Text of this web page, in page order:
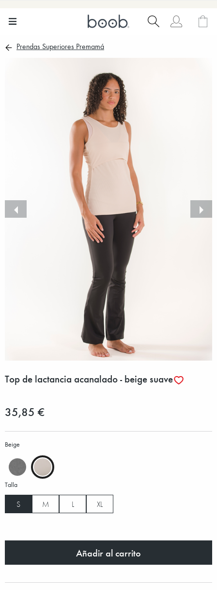
Prendas Superiores Premamá
Top de lactancia acanalado - beige suave
35,85 €
Beige
Talla
S M L XL
Añadir al carrito